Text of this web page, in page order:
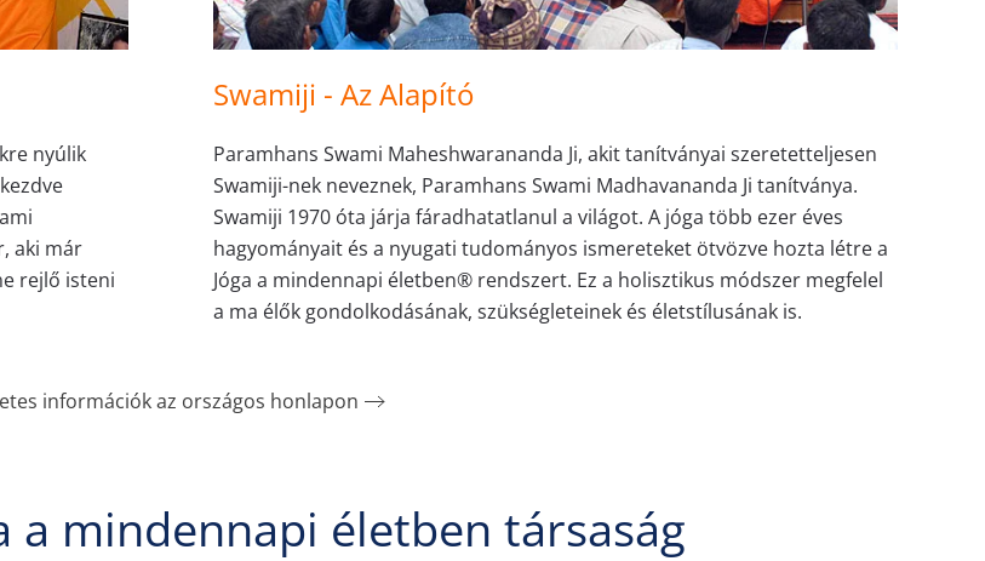
nyúlik
aki már
rejlő isteni
Swamiji - Az Alapító
Paramhans Swami Maheshwarananda Ji, akit tanítványai szeretetteljesen
Swamiji-nek neveznek, Paramhans Swami Madhavananda Ji tanítványa.
Swamiji 1970 óta járja fáradhatatlanul a világot. A jóga több ezer éves
hagyományait és a nyugati tudományos ismereteket ötvözve hozta létre a
Jóga a mindennapi életben® rendszert. Ez a holisztikus módszer megfelel
a ma élők gondolkodásának, szükségleteinek és életstílusának is.
információk az országos honlapon
a mindennapi életben társaság